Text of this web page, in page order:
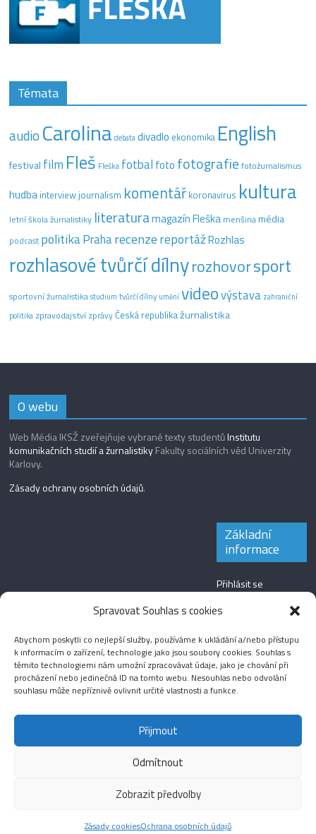
Spravovat Souhlas s cookies
Abychom poskytli co nejlepší služby, používáme k ukládání a/nebo přístupu
k informacím o zařízení, technologie jako jsou soubory cookies. Souhlas s
těmito technologiemi nám umožní zpracovávat údaje, jako je chování při
procházení nebo jedinečná ID na tomto webu. Nesouhlas nebo odvolání
souhlasu může nepříznivě ovlivnit určité vlastnosti a funkce.
Přijmout
Odmítnout
Zobrazit předvolby
Zásady cookiesOchrana osobních údajů
Témata
audio Carolina debata divadlo ekonomika English
festival film Fleš Fleška fotbal foto fotografie fotožurnalismus
hudba interview journalism komentář koronavirus kultura
letní škola žurnalistiky literaturamagazín Fleška menšinamédia
podcast politikaPraharecenzereportážRozhlas
rozhlasové tvůrčí dílnyrozhovorsport
sportovní žurnalistika studium tvůrčí dílny uměnívideovýstava zahraniční
politika zpravodajstvízprávyČeská republikažurnalistika
O webu
Web Média IKSŽ zveřejňuje vybrané texty studentůInstitutu
komunikačních studií a žurnalistikyFakulty sociálních věd Univerzity
Karlovy.
Zásady ochrany osobních údajů.
Základní
informace
Přihlásit se
Zdroj kanálů
Kanál komentářů
Česká lokalizace
Fotografie Audio
Copyright © 2026Média IKSŽ. All rights reserved.
Theme: ColorMag Pro byThemeGrill. Drevet av